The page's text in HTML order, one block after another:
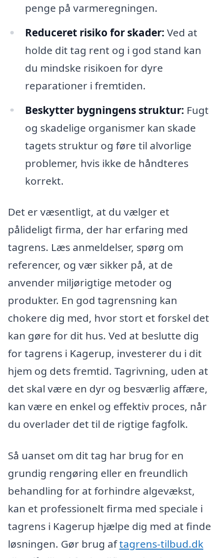
penge på varmeregningen.
Reduceret risiko for skader: Ved at
holde dit tag rent og i god stand kan
du mindske risikoen for dyre
reparationer i fremtiden.
Beskytter bygningens struktur: Fugt
og skadelige organismer kan skade
tagets struktur og føre til alvorlige
problemer, hvis ikke de håndteres
korrekt.
Det er væsentligt, at du vælger et
pålideligt firma, der har erfaring med
tagrens. Læs anmeldelser, spørg om
referencer, og vær sikker på, at de
anvender miljørigtige metoder og
produkter. En god tagrensning kan
chokere dig med, hvor stort et forskel det
kan gøre for dit hus. Ved at beslutte dig
for tagrens i Kagerup, investerer du i dit
hjem og dets fremtid. Tagrivning, uden at
det skal være en dyr og besværlig affære,
kan være en enkel og effektiv proces, når
du overlader det til de rigtige fagfolk.
Så uanset om dit tag har brug for en
grundig rengøring eller en freundlich
behandling for at forhindre algevækst,
kan et professionelt firma med speciale i
tagrens i Kagerup hjælpe dig med at finde
løsningen. Gør brug aftagrens-tilbud.dk